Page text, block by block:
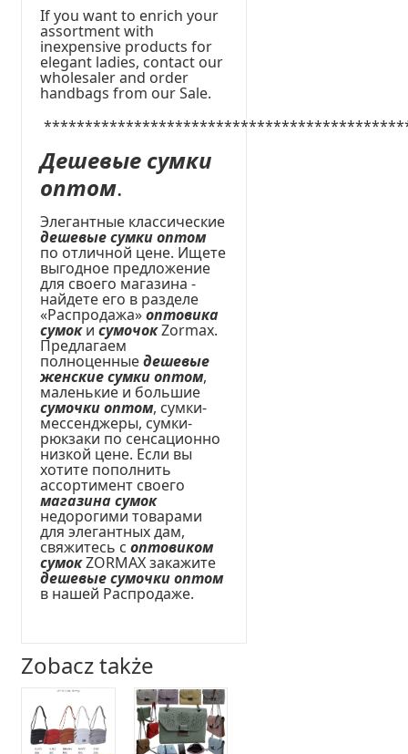
If you want to enrich your
assortment with
inexpensive products for
elegant ladies, contact our
wholesaler and order
handbags from our Sale.
Дешевые сумки
оптом.
Элегантные классические
дешевые сумки оптом
по отличной цене. Ищете
выгодное предложение
для своего магазина -
найдете его в разделе
«Распродажа»оптовика
сумокисумочокZormax.
Предлагаем
полноценныедешевые
женские сумки оптом,
маленькие и большие
сумочки оптом, сумки-
мессенджеры, сумки-
рюкзаки по сенсационно
низкой цене. Если вы
хотите пополнить
ассортимент своего
магазина сумок
недорогими товарами
для элегантных дам,
свяжитесь соптовиком
сумокZORMAX закажите
дешевые сумочки оптом
в нашей Распродаже.
Zobacz także